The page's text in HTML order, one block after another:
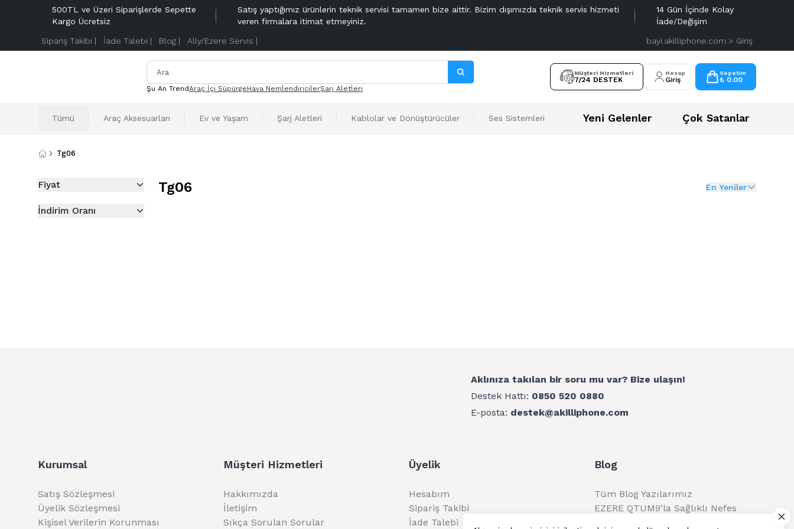
500TL ve Üzeri Siparişlerde Sepette
Kargo Ücretsiz
Satış yaptığımız ürünlerin teknik servisi tamamen bize aittir. Bizim dışımızda teknik servis hizmeti
veren firmalara itimat etmeyiniz.
14 Gün İçinde Kolay
İade/Değişim
Sipariş Takibi | İade Talebi | Blog | Ally/Ezere Servis | bayi.akilliphone.com > Giriş
Şu An TrendAraç İçi SüpürgeHava NemlendiricilerŞarj Aletleri
Müşteri Hizmetleri
7/24 DESTEK
Hesap
Giriş
Sepetim
₺ 0.00
Tümü Araç Aksesuarları Ev ve Yaşam Şarj Aletleri Kablolar ve Dönüştürücüler Ses Sistemleri Yeni Gelenler Çok Satanlar
Tg06
Fiyat
İndirim Oranı
Tg06 En Yeniler
Aklınıza takılan bir soru mu var? Bize ulaşın!
Destek Hattı: 0850 520 0880
E-posta: destek@akilliphone.com
Kurumsal
Satış Sözleşmesi
Üyelik Sözleşmesi
Kişisel Verilerin Korunması
Müşteri Hizmetleri
Hakkımızda
İletişim
Sıkça Sorulan Sorular
Üyelik
Hesabım
Sipariş Takibi
İade Talebi
Blog
Tüm Blog Yazılarımız
EZERE QTUM9'la Sağlıklı Nefes